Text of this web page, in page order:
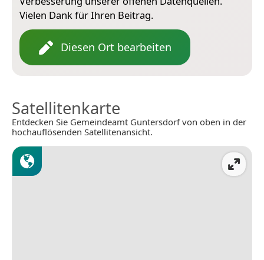
Vielen Dank für Ihren Beitrag.
Diesen Ort bearbeiten
Satellitenkarte
Entdecken Sie Gemeindeamt Guntersdorf von oben in der
hochauflösenden Satellitenansicht.